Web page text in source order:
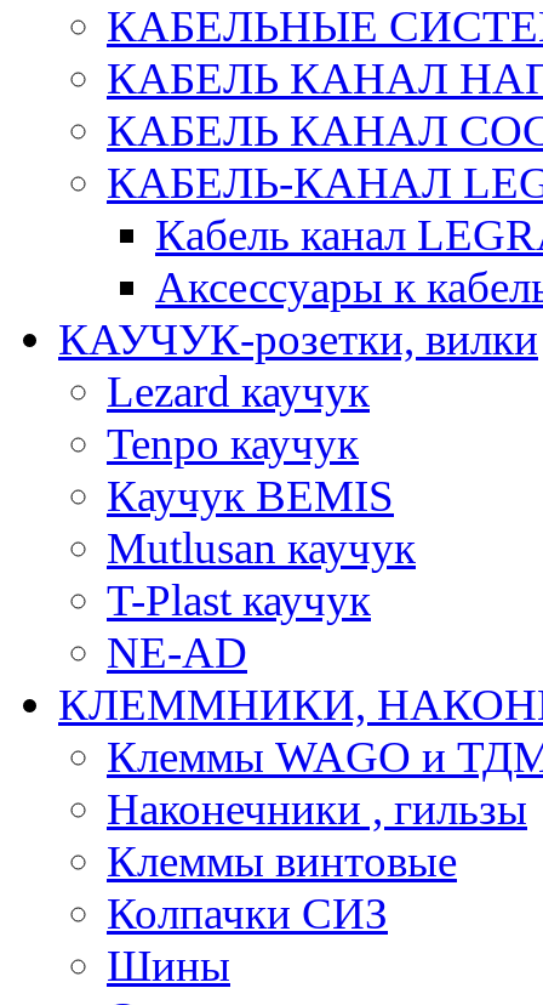
КАБЕЛЬНЫЕ
КАБЕЛЬ КАНАЛ
КАБЕЛЬ КАНАЛ
КАБЕЛЬ-КАНАЛ
Кабель канал
Аксессуары к
КАУЧУК-розетки, вилки
Lezard каучук
Tenpo каучук
Каучук BEMIS
Mutlusan каучук
T-Plast каучук
NE-AD
КЛЕММНИКИ,
Клеммы WAGO и
Наконечники , гильзы
Клеммы винтовые
Колпачки СИЗ
Шины